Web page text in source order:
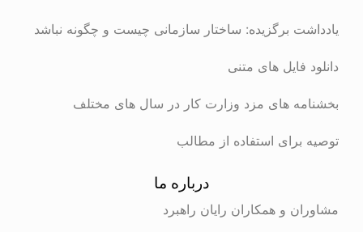
یادداشت برگزیده: ساختار سازمانی چیست و چگونه نباشد
دانلود فایل های متنی
بخشنامه های مزد وزارت کار در سال های مختلف
توصیه برای استفاده از مطالب
درباره ما
مشاوران و همکاران رایان راهبرد